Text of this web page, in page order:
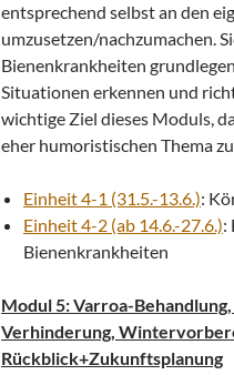
entsprechend selbst an den
umzusetzen/nachzumachen.
Bienenkrankheiten
Situationen erkennen und
wichtige Ziel dieses Moduls,
eher humoristischen Thema
Einheit 4-1 (31.5.-13.6.):
Einheit 4-2 (ab 14.6.-27.6.):
Bienenkrankheiten
Modul 5: Varroa-
Verhinderung,
Rückblick+Zukunftsplanung